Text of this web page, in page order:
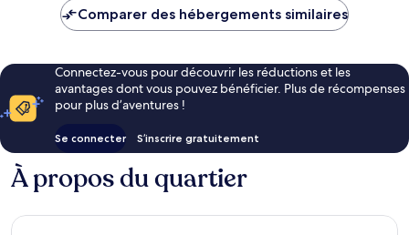
de
Comparer des hébergements similaires
Connectez-vous pour découvrir les réductions et les
avantages dont vous pouvez bénéficier. Plus de récompenses
pour plus d’aventures !
Se connecter S’inscrire gratuitement
À propos du quartier